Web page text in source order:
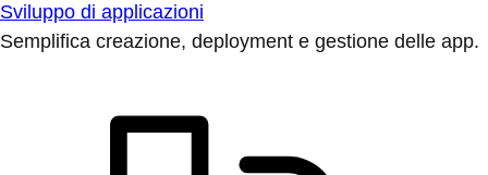
Sviluppo di applicazioni
Semplifica creazione, deployment e gestione delle app.